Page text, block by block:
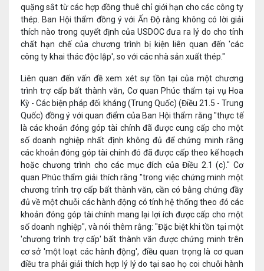
quặng sắt từ các hợp đồng thuê chỉ giới hạn cho các công ty
thép. Ban Hội thẩm đồng ý với Ấn Độ rằng không có lời giải
thích nào trong quyết định của USDOC đưa ra lý do cho tính
chất hạn chế của chương trình bị kiện liên quan đến 'các
công ty khai thác độc lập', so với các nhà sản xuất thép."
Liên quan đến vấn đề xem xét sự tồn tại của một chương
trình trợ cấp bất thành văn, Cơ quan Phúc thẩm tại vụ Hoa
Kỳ - Các biện pháp đối kháng (Trung Quốc) (Điều 21.5 - Trung
Quốc) đồng ý với quan điểm của Ban Hội thẩm rằng "thực tế
là các khoản đóng góp tài chính đã được cung cấp cho một
số doanh nghiệp nhất định không đủ để chứng minh rằng
các khoản đóng góp tài chính đó đã được cấp theo kế hoạch
hoặc chương trình cho các mục đích của Điều 2.1 (c)." Cơ
quan Phúc thẩm giải thích rằng "trong việc chứng minh một
chương trình trợ cấp bất thành văn, cần có bằng chứng đầy
đủ về một chuỗi các hành động có tính hệ thống theo đó các
khoản đóng góp tài chính mang lại lợi ích được cấp cho một
số doanh nghiệp", và nói thêm rằng: "Đặc biệt khi tồn tại một
'chương trình trợ cấp' bất thành văn được chứng minh trên
cơ sở 'một loạt các hành động', điều quan trọng là cơ quan
điều tra phải giải thích hợp lý lý do tại sao họ coi chuỗi hành